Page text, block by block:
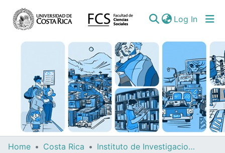
Log In
Communities
Home Costa Rica
Instituto de Investigaciones Sociales (IIS)